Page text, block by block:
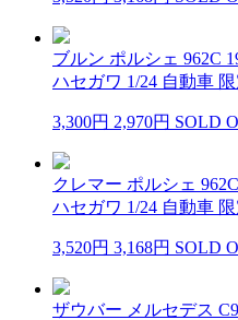
ブルン ポルシェ 962C
ハセガワ 1/24 自動車
3,300円 2,970円 SOLD
クレマー ポルシェ
ハセガワ 1/24 自動車
3,520円 3,168円 SOLD
ザウバー メルセデス